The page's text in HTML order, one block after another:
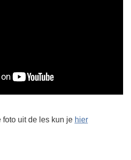
uit de les kun je hier